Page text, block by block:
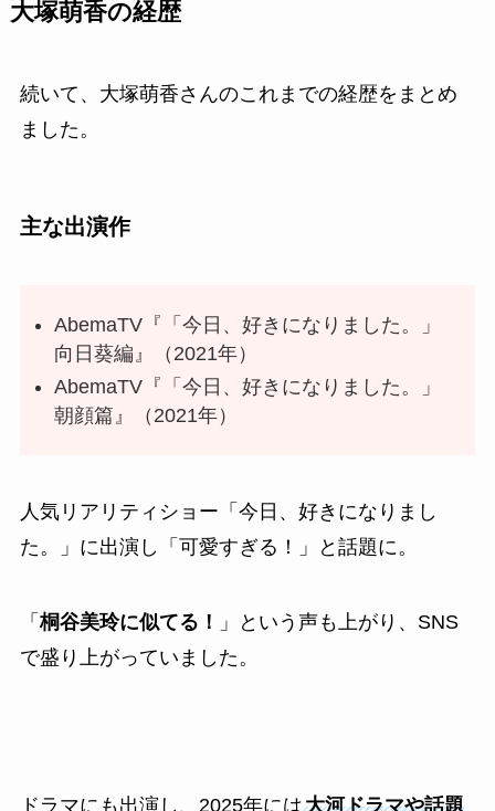
大塚萌香の経歴
続いて、大塚萌香さんのこれまでの経歴をまとめ
ました。
主な出演作
AbemaTV『「今日、好きになりました。」
向日葵編』（2021年）
AbemaTV『「今日、好きになりました。」
朝顔篇』（2021年）
人気リアリティショー「今日、好きになりまし
た。」に出演し「可愛すぎる！」と話題に。
「桐谷美玲に似てる！
」という声も上がり、SNS
で盛り上がっていました。
ドラマにも出演し、2025年には大河ドラマや話題